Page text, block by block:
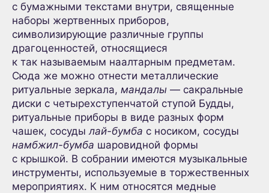
с бумажными текстами внутри, священные
наборы жертвенных приборов,
символизирующие различные группы
драгоценностей, относящиеся
к так называемым наалтарным предметам.
Сюда же можно отнести металлические
ритуальные зеркала, мандалы — сакральные
диски с четырехступенчатой ступой Будды,
ритуальные приборы в виде разных форм
чашек, сосудылай-бумба с носиком, сосуды
намбжил-бумба шаровидной формы
с крышкой. В собрании имеются музыкальные
инструменты, используемые в торжественных
мероприятиях. К ним относятся медные